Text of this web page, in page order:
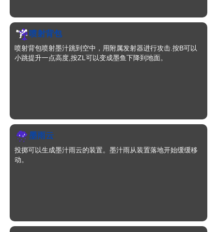
喷射背包
喷射背包喷射墨汁跳到空中，用附属发射器进行攻击.按B可以
小跳提升一点高度,按ZL可以变成墨鱼下降到地面。
墨雨云
投掷可以生成墨汁雨云的装置。墨汁雨从装置落地开始缓缓移
动。